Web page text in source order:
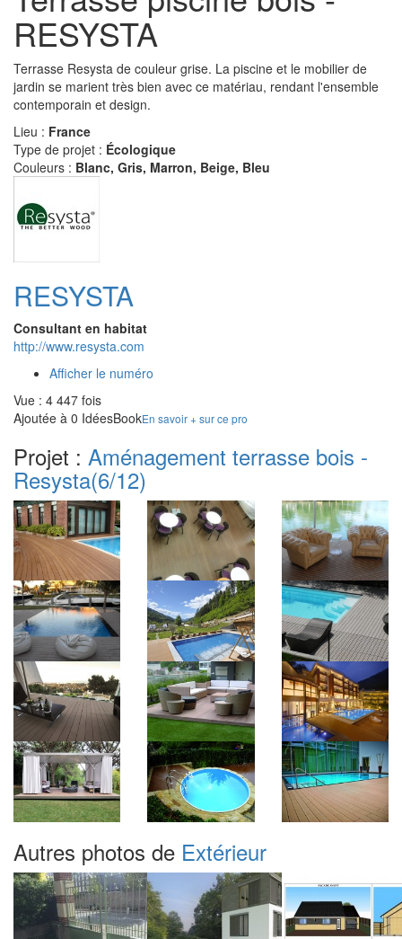
RESYSTA
Terrasse Resysta de couleur grise. La piscine et le mobilier de
jardin se marient très bien avec ce matériau, rendant l'ensemble
contemporain et design.
Lieu : France
Type de projet : Écologique
Couleurs : Blanc, Gris, Marron, Beige, Bleu
RESYSTA
Consultant en habitat
http://www.resysta.com
Afficher le numéro
Vue : 4 447 fois
Ajoutée à 0 IdéesBookEn savoir + sur ce pro
Projet : Aménagement terrasse bois -
Resysta(6/12)
Autres photos de Extérieur